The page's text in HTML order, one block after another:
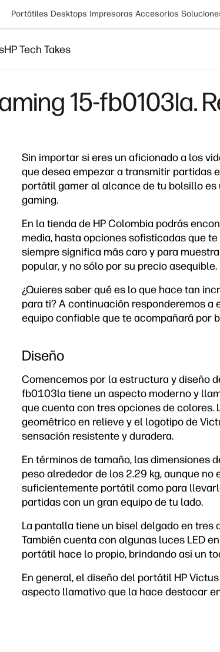
Portátiles Desktops Impresoras Accesorios
HP Tech Takes
15-fb0103la.
Sin importar si eres un aficionado a los
que desea empezar a transmitir partidas
portátil gamer al alcance de tu bolsillo
gaming.
En la tienda de HP Colombia podrás
media, hasta opciones sofisticadas que
siempre significa más caro y para
popular, y no sólo por su precio asequible.
¿Quieres saber qué es lo que hace tan
para ti? A continuación responderemos a
equipo confiable que te acompañará por
Diseño
Comencemos por la estructura y diseño
fb0103la tiene un aspecto moderno y
que cuenta con tres opciones de colores.
geométrico en relieve y el logotipo de
sensación resistente y duradera.
En términos de tamaño, las dimensiones
peso alrededor de los 2.29 kg, aunque
suficientemente portátil como para
partidas con un gran equipo de tu lado.
La pantalla tiene un bisel delgado en tres
También cuenta con algunas luces LED
portátil hace lo propio, brindando así un
En general, el diseño del portátil HP
aspecto llamativo que la hace destacar